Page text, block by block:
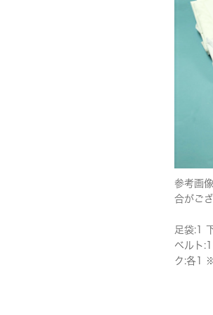
参考画
合がご
足袋:1
ベルト
ク:各1